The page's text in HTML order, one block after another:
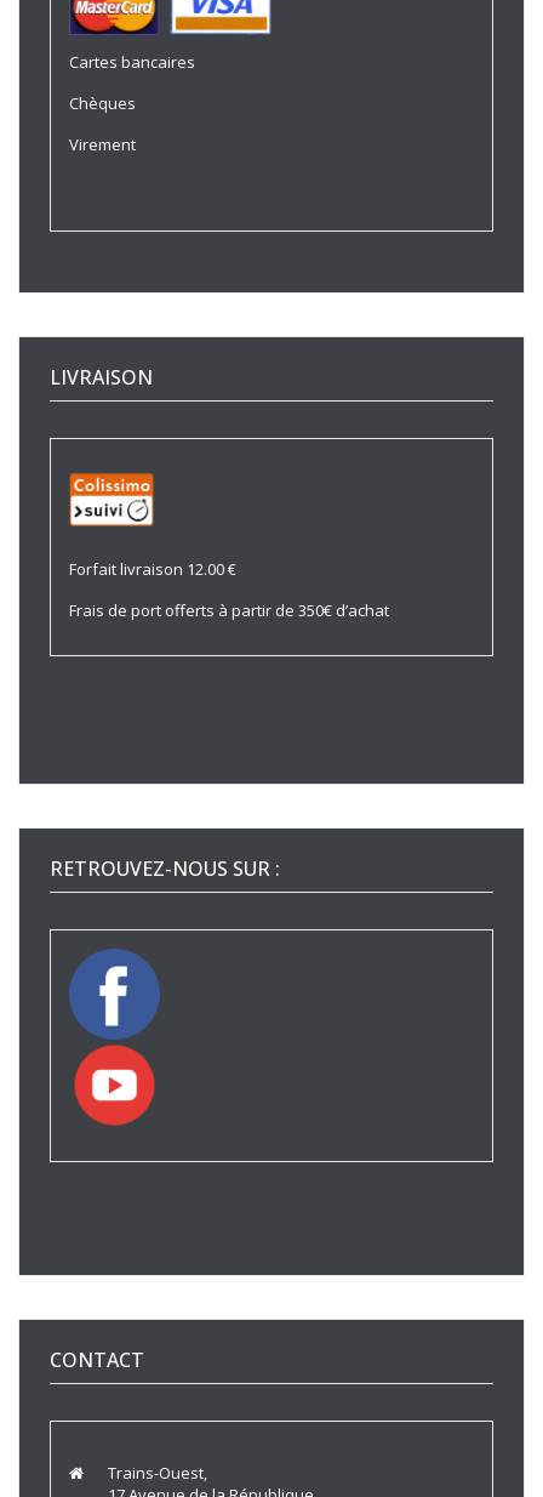
Cartes bancaires
Chèques
Virement
LIVRAISON
Forfait livraison 12.00 €
Frais de port offerts à partir de 350€ d’achat
RETROUVEZ-NOUS SUR :
CONTACT
Trains-Ouest,